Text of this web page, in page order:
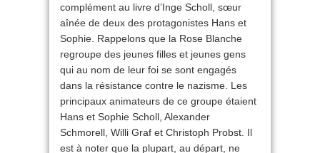
complément au livre d’Inge Scholl, sœur
aînée de deux des protagonistes Hans et
Sophie. Rappelons que la Rose Blanche
regroupe des jeunes filles et jeunes gens
qui au nom de leur foi se sont engagés
dans la résistance contre le nazisme. Les
principaux animateurs de ce groupe étaient
Hans et Sophie Scholl, Alexander
Schmorell, Willi Graf et Christoph Probst. Il
est à noter que la plupart, au départ, ne